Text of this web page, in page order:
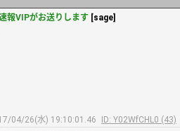
報VIPがお送りします [sage]
04/26(水) 19:10:01.46
ID: Y02WfCHL0 (43)